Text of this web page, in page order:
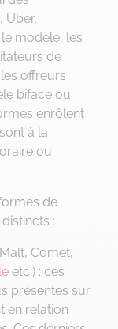
Uber,
modèle, les
de
offreurs
biface ou
enrôlent
à la
ou
de
:
Comet,
etc.) : ces
présentes sur
en relation